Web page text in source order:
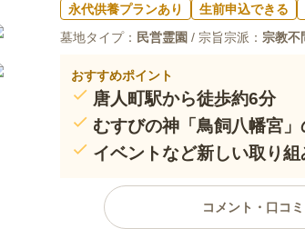
永代供養プランあり 生前申込できる
墓地タイプ： 民営霊園 / 宗旨宗派： 宗教不
おすすめポイント
唐人町駅から徒歩約6分
むすびの神「鳥飼八幡宮
イベントなど新しい取り組
コメント・口コ